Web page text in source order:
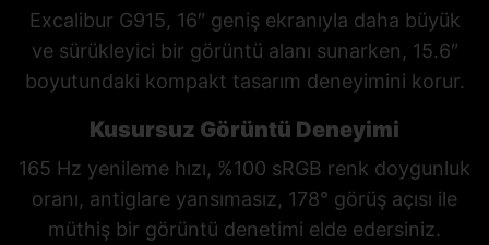
Excalibur G915, 16″ geniş ekranıyla daha büyük
ve sürükleyici bir görüntü alanı sunarken, 15.6″
boyutundaki kompakt tasarım deneyimini korur.
Kusursuz Görüntü Deneyimi
165 Hz yenileme hızı, %100 sRGB renk doygunluk
oranı, antiglare yansımasız, 178° görüş açısı ile
müthiş bir görüntü denetimi elde edersiniz.